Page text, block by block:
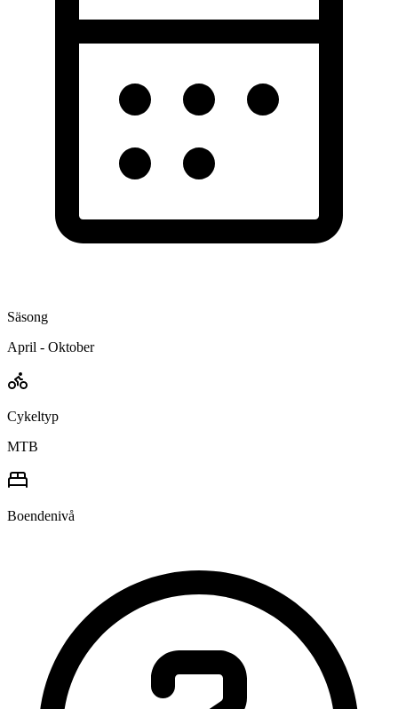
Säsong
April - Oktober
Cykeltyp
MTB
Boendenivå